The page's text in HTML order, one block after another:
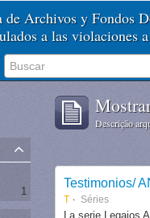
de Archivos y Fondos
a las violaciones
1
Descrição
Testimonios/
T Séries
La serie Legajos